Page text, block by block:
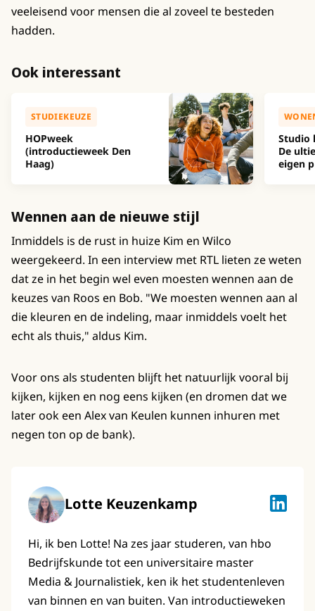
veeleisend voor mensen die al zoveel te besteden
hadden.
Ook interessant
STUDIEKEUZE
HOPweek
(introductieweek Den
Haag)
Studio
De
eigen
Wennen aan de nieuwe stijl
Inmiddels is de rust in huize Kim en Wilco
weergekeerd. In een interview met RTL lieten ze weten
dat ze in het begin wel even moesten wennen aan de
keuzes van Roos en Bob. "We moesten wennen aan al
die kleuren en de indeling, maar inmiddels voelt het
echt als thuis," aldus Kim.
Voor ons als studenten blijft het natuurlijk vooral bij
kijken, kijken en nog eens kijken (en dromen dat we
later ook een Alex van Keulen kunnen inhuren met
negen ton op de bank).
Lotte Keuzenkamp Lotte
Hi, ik ben Lotte! Na zes jaar studeren, van hbo
Bedrijfskunde tot een universitaire master
Media & Journalistiek, ken ik het studentenleven
van binnen en van buiten. Van introductieweken